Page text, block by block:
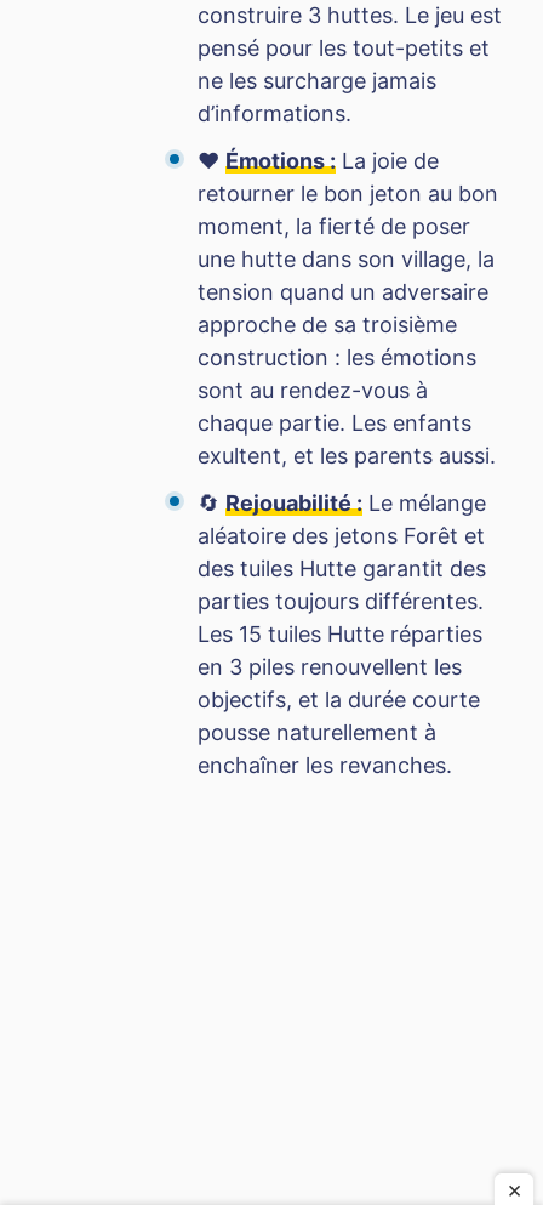
construire 3 huttes. Le jeu est
pensé pour les tout-petits et
ne les surcharge jamais
d’informations.
❤️ Émotions : La joie de
retourner le bon jeton au bon
moment, la fierté de poser
une hutte dans son village, la
tension quand un adversaire
approche de sa troisième
construction : les émotions
sont au rendez-vous à
chaque partie. Les enfants
exultent, et les parents aussi.
🔄 Rejouabilité : Le mélange
aléatoire des jetons Forêt et
des tuiles Hutte garantit des
parties toujours différentes.
Les 15 tuiles Hutte réparties
en 3 piles renouvellent les
objectifs, et la durée courte
pousse naturellement à
enchaîner les revanches.
×